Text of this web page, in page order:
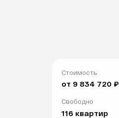
Стоимость
от 9 834 720 ₽
Свободно
116 квартир